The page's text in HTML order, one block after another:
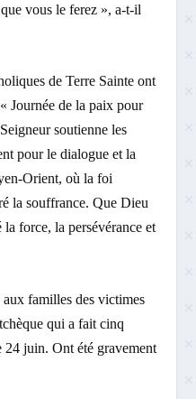
vous le ferez », a-t-il
de Terre Sainte ont
Journée de la paix pour
soutienne les
pour le dialogue et la
Orient, où la foi
la souffrance. Que Dieu
force, la persévérance et
aux familles des victimes
qui a fait cinq
24 juin. Ont été gravement